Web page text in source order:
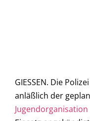
GIESSEN. Die
anläßlich der
Jugendorganisation